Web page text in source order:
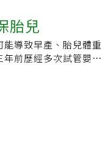
胎兒
導致早產、胎兒體重
前歷經多次試管嬰兒